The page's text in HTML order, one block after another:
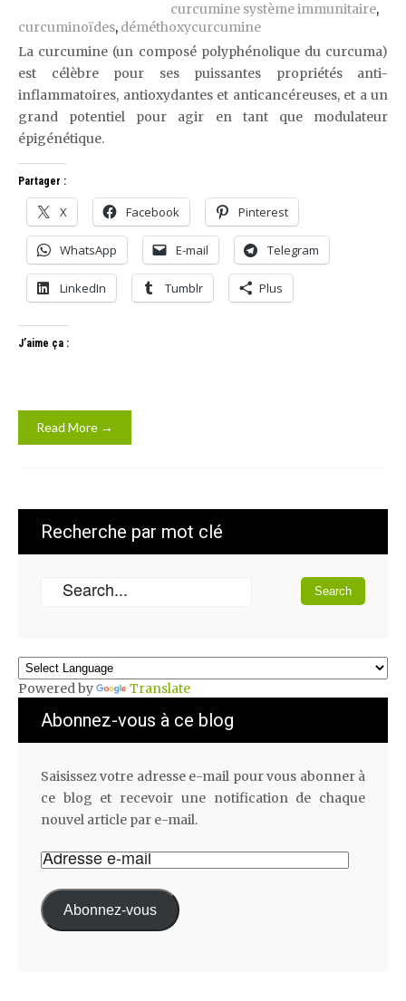
curcumine système immunitaire,
curcuminoïdes, déméthoxycurcumine
La curcumine (un composé polyphénolique du curcuma)
est célèbre pour ses puissantes propriétés anti-
inflammatoires, antioxydantes et anticancéreuses, et a un
grand potentiel pour agir en tant que modulateur
épigénétique.
Partager :
X Facebook Pinterest
WhatsApp E-mail Telegram
LinkedIn Tumblr Plus
J’aime ça :
Read More →
Recherche par mot clé
Powered by Translate
Abonnez-vous à ce blog
Saisissez votre adresse e-mail pour vous abonner à
ce blog et recevoir une notification de chaque
nouvel article par e-mail.
Abonnez-vous